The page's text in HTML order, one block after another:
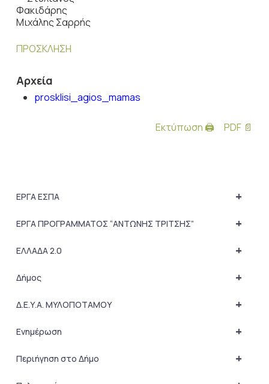
Φακιδάρης
Μιχάλης Σαρρής
ΠΡΟΣΚΛΗΣΗ
Αρχεία
prosklisi_agios_mamas
Εκτύπωση 🖨 PDF 📄
+
ΕΡΓΑ ΕΣΠΑ
+
ΕΡΓΑ ΠΡΟΓΡΑΜΜΑΤΟΣ “ΑΝΤΩΝΗΣ ΤΡΙΤΣΗΣ”
+
ΕΛΛΑΔΑ 2.0
+
Δήμος
+
Δ.Ε.Υ.Α. ΜΥΛΟΠΟΤΑΜΟΥ
+
Ενημέρωση
+
Περιήγηση στο Δήμο